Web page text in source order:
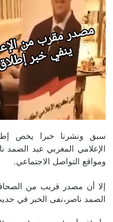
سبق ونشرنا خبرا يخص
الإعلامي المغربي عبد الصمد
ومواقع التواصل الاجتماعي.
إلا أن مصدر قريب من
الصمد ناصر،نفى الخبر في حديث